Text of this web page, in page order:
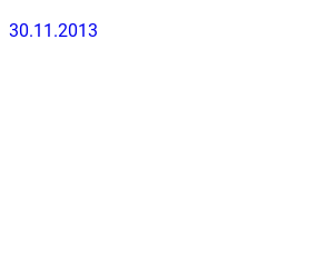
30.11.2013